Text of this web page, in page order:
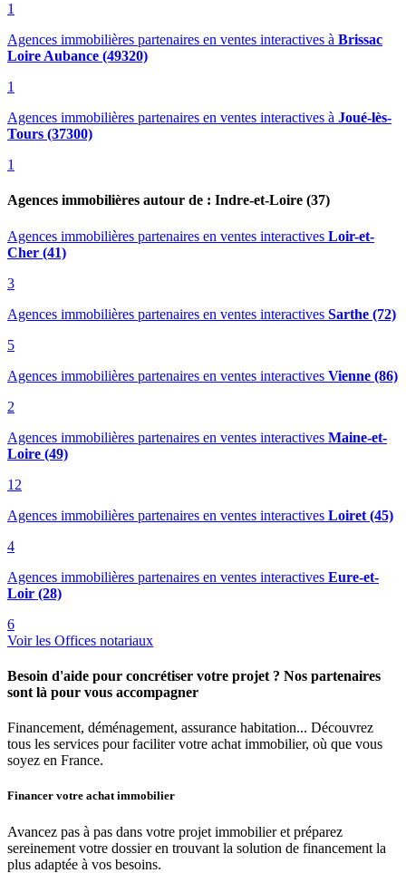
1
Agences immobilières partenaires en ventes interactives à Brissac
Loire Aubance (49320)
1
Agences immobilières partenaires en ventes interactives à Joué-lès-
Tours (37300)
1
Agences immobilières autour de : Indre-et-Loire (37)
Agences immobilières partenaires en ventes interactives Loir-et-
Cher (41)
3
Agences immobilières partenaires en ventes interactives Sarthe (72)
5
Agences immobilières partenaires en ventes interactives Vienne (86)
2
Agences immobilières partenaires en ventes interactives Maine-et-
Loire (49)
12
Agences immobilières partenaires en ventes interactives Loiret (45)
4
Agences immobilières partenaires en ventes interactives Eure-et-
Loir (28)
6
Voir les Offices notariaux
Besoin d'aide pour concrétiser votre projet ? Nos partenaires
sont là pour vous accompagner
Financement, déménagement, assurance habitation... Découvrez
tous les services pour faciliter votre achat immobilier, où que vous
soyez en France.
Financer votre achat immobilier
Avancez pas à pas dans votre projet immobilier et préparez
sereinement votre dossier en trouvant la solution de financement la
plus adaptée à vos besoins.